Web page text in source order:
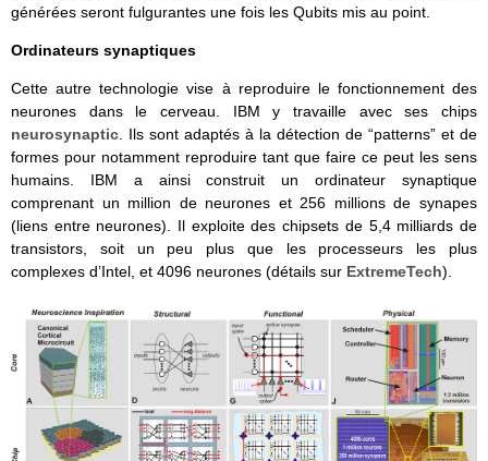
générées seront fulgurantes une fois les Qubits mis au point.
Ordinateurs synaptiques
Cette autre technologie vise à reproduire le fonctionnement des
neurones dans le cerveau. IBM y travaille avec ses chips
neurosynaptic. Ils sont adaptés à la détection de “patterns” et de
formes pour notamment reproduire tant que faire ce peut les sens
humains. IBM a ainsi construit un ordinateur synaptique
comprenant un million de neurones et 256 millions de synapes
(liens entre neurones). Il exploite des chipsets de 5,4 milliards de
transistors, soit un peu plus que les processeurs les plus
complexes d’Intel, et 4096 neurones (détails sur ExtremeTech).